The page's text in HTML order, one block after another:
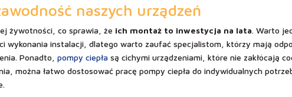
naszych urządzeń
żywotności, co sprawia, że ich montaż to inwestycja na lata. Warto
wykonania instalacji, dlatego warto zaufać specjalistom, którzy mają
Ponadto,pompy ciepła są cichymi urządzeniami, które nie zakłócają
można łatwo dostosować pracę pompy ciepła do indywidualnych